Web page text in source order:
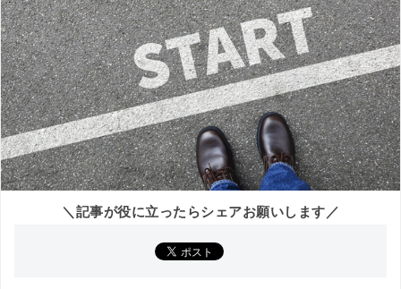
＼記事が役に立ったらシェアお願いします／